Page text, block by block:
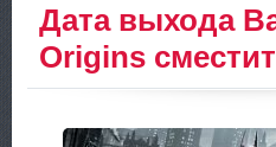
Дата выхода
Origins